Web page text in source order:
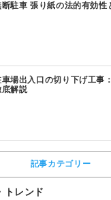
断駐車 張り紙の法的有効性
車場出入口の切り下げ工事
底解説
記事カテゴリー
トレンド